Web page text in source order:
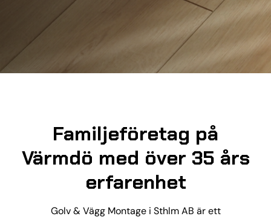
Familjeföretag på
Värmdö med över 35 års
erfarenhet
Golv & Vägg Montage i Sthlm AB är ett